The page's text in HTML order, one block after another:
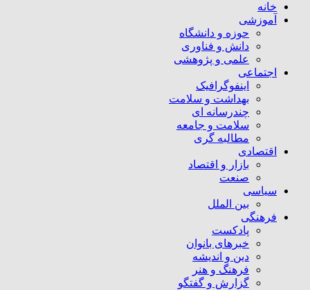
خانه
آموزشی
حوزه و دانشگاه
دانش و فناوری
علمی و پژوهشی
اجتماعی
اینفوگرافیک
بهداشت و سلامت
چندرسانه ای
سلامت و جامعه
مطالبه گری
اقتصادی
بازار و اقتصاد
صنعت
سیاسی
بین الملل
فرهنگی
پادکست
خبرهای بانوان
دین و اندیشه
فرهنگ و هنر
گزارش و گفتگو